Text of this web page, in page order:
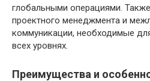
глобальными операциями.
проектного менеджмента и
коммуникации, необходимые
всех уровнях.
Преимущества и